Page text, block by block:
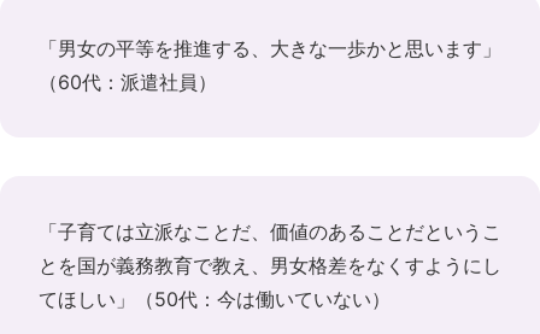
「男女の平等を推進する、大きな一歩かと思います」
（60代：派遣社員）
「子育ては立派なことだ、価値のあることだというこ
とを国が義務教育で教え、男女格差をなくすようにし
てほしい」（50代：今は働いていない）